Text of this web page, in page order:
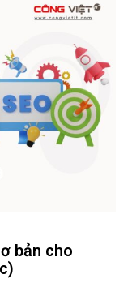
bản cho